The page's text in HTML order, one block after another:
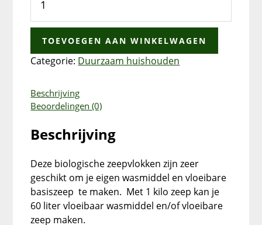
TOEVOEGEN AAN WINKELWAGEN
Categorie: Duurzaam huishouden
Beschrijving
Beoordelingen (0)
Beschrijving
Deze biologische zeepvlokken zijn zeer
geschikt om je eigen wasmiddel en vloeibare
basiszeep te maken. Met 1 kilo zeep kan je
60 liter vloeibaar wasmiddel en/of vloeibare
zeep maken.